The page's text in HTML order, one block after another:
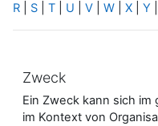
R
S T U V W X Y
Zweck
Ein Zweck kann sich
im Kontext von